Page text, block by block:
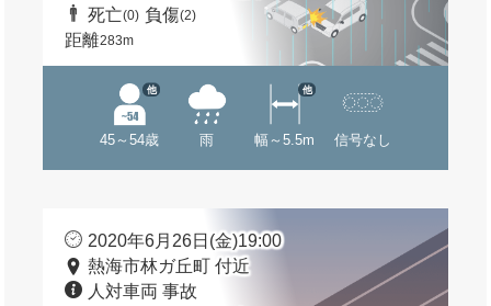
死亡(0) 負傷(2)
距離283m
45～54歳
他
雨 幅～5.5m
他
信号なし
2020年6月26日(金)19:00
熱海市林ガ丘町 付近
人対車両 事故